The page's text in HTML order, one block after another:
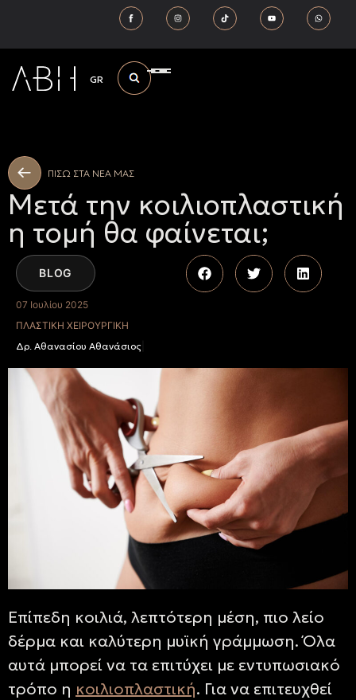
GR
ΠΙΣΩ ΣΤΑ ΝΕΑ ΜΑΣ
Μετά την κοιλιοπλαστική
η τομή θα φαίνεται;
BLOG
07 Ιουλίου 2025
ΠΛΑΣΤΙΚΉ ΧΕΙΡΟΥΡΓΙΚΉ
Δρ. Αθανασίου Αθανάσιος
Επίπεδη κοιλιά, λεπτότερη μέση, πιο λείο
δέρμα και καλύτερη μυϊκή γράμμωση. Όλα
αυτά μπορεί να τα επιτύχει με εντυπωσιακό
τρόπο η κοιλιοπλαστική. Για να επιτευχθεί